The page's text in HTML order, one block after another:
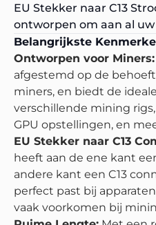
EU Stekker naar C13
ontworpen om aan al
Belangrijkste
Ontworpen voor Miners:
afgestemd op de
miners, en biedt de
verschillende mining
GPU opstellingen, en
EU Stekker naar C13
heeft aan de ene kant
andere kant een C13
perfect past bij
vaak voorkomen bij